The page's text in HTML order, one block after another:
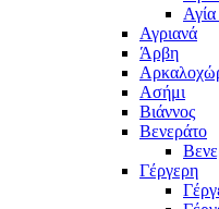
Αγριανά
Άρβη
Ασήμι
Βιάννος
Βενεράτο
Γέργερη